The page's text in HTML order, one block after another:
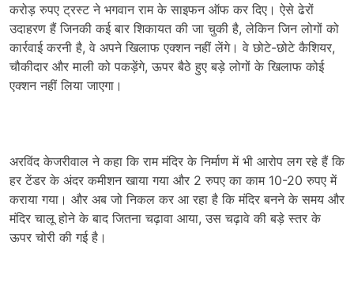
करोड़ रुपए ट्रस्ट ने भगवान राम के साइफन ऑफ कर दिए। ऐसे ढेरों
उदाहरण हैं जिनकी कई बार शिकायत की जा चुकी है, लेकिन जिन लोगों को
कार्रवाई करनी है, वे अपने खिलाफ एक्शन नहीं लेंगे। वे छोटे-छोटे कैशियर,
चौकीदार और माली को पकड़ेंगे, ऊपर बैठे हुए बड़े लोगों के खिलाफ कोई
एक्शन नहीं लिया जाएगा।
अरविंद केजरीवाल ने कहा कि राम मंदिर के निर्माण में भी आरोप लग रहे हैं कि
हर टेंडर के अंदर कमीशन खाया गया और 2 रुपए का काम 10-20 रुपए में
कराया गया। और अब जो निकल कर आ रहा है कि मंदिर बनने के समय और
मंदिर चालू होने के बाद जितना चढ़ावा आया, उस चढ़ावे की बड़े स्तर के
ऊपर चोरी की गई है।